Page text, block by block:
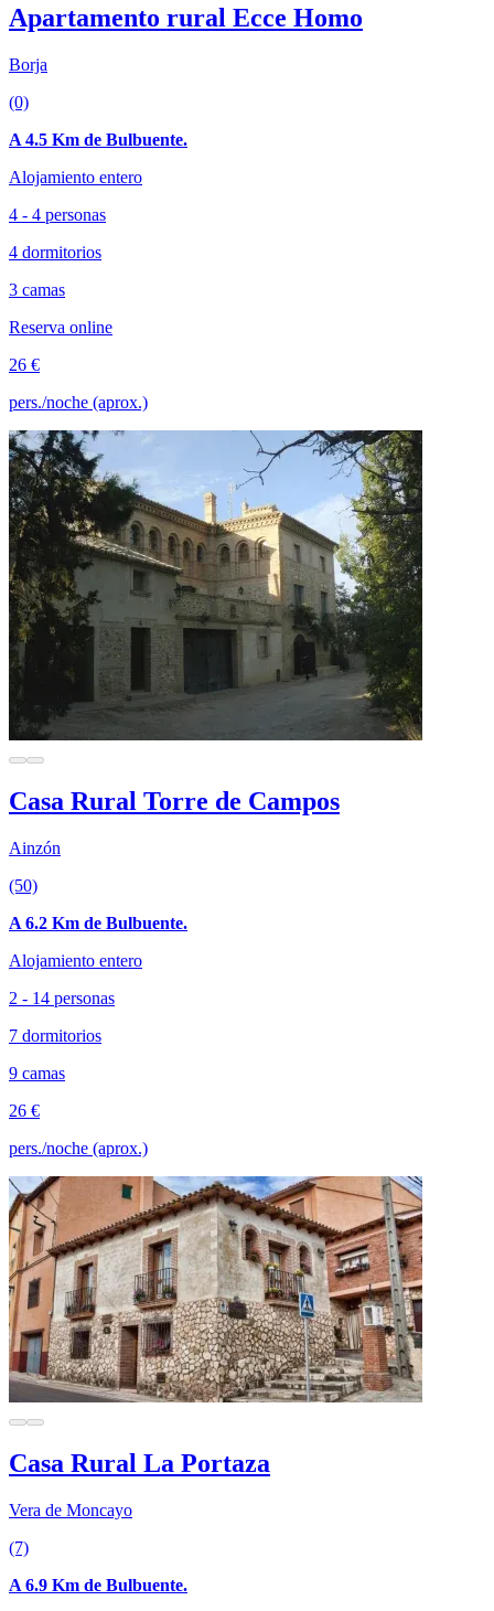
Apartamento rural Ecce Homo
Borja
(0)
A 4.5 Km de Bulbuente.
Alojamiento entero
4 - 4 personas
4 dormitorios
3 camas
Reserva online
26 €
pers./noche (aprox.)
Casa Rural Torre de Campos
Ainzón
(50)
A 6.2 Km de Bulbuente.
Alojamiento entero
2 - 14 personas
7 dormitorios
9 camas
26 €
pers./noche (aprox.)
Casa Rural La Portaza
Vera de Moncayo
(7)
A 6.9 Km de Bulbuente.